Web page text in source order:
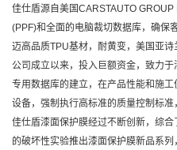
佳仕盾源自美国CARSTAUTO
(PPF)和全面的电脑裁切数据库，确保
迈高品质TPU基材，耐黄变，美国亚诗
公司成立以来，投入巨额资金，致力
专用数据库的建立，在产品性能和施
设备，强制执行高标准的质量控制标准
佳仕盾漆面保护膜经过不断创新，综
的破坏性实验推出漆面保护膜新品系